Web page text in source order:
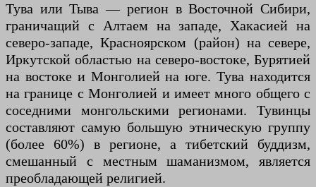
Тува или Тыва — регион в Восточной Сибири,
граничащий с Алтаем на западе, Хакасией на
северо-западе, Красноярском (район) на севере,
Иркутской областью на северо-востоке, Бурятией
на востоке и Монголией на юге. Тува находится
на границе с Монголией и имеет много общего с
соседними монгольскими регионами. Тувинцы
составляют самую большую этническую группу
(более 60%) в регионе, а тибетский буддизм,
смешанный с местным шаманизмом, является
преобладающей религией.